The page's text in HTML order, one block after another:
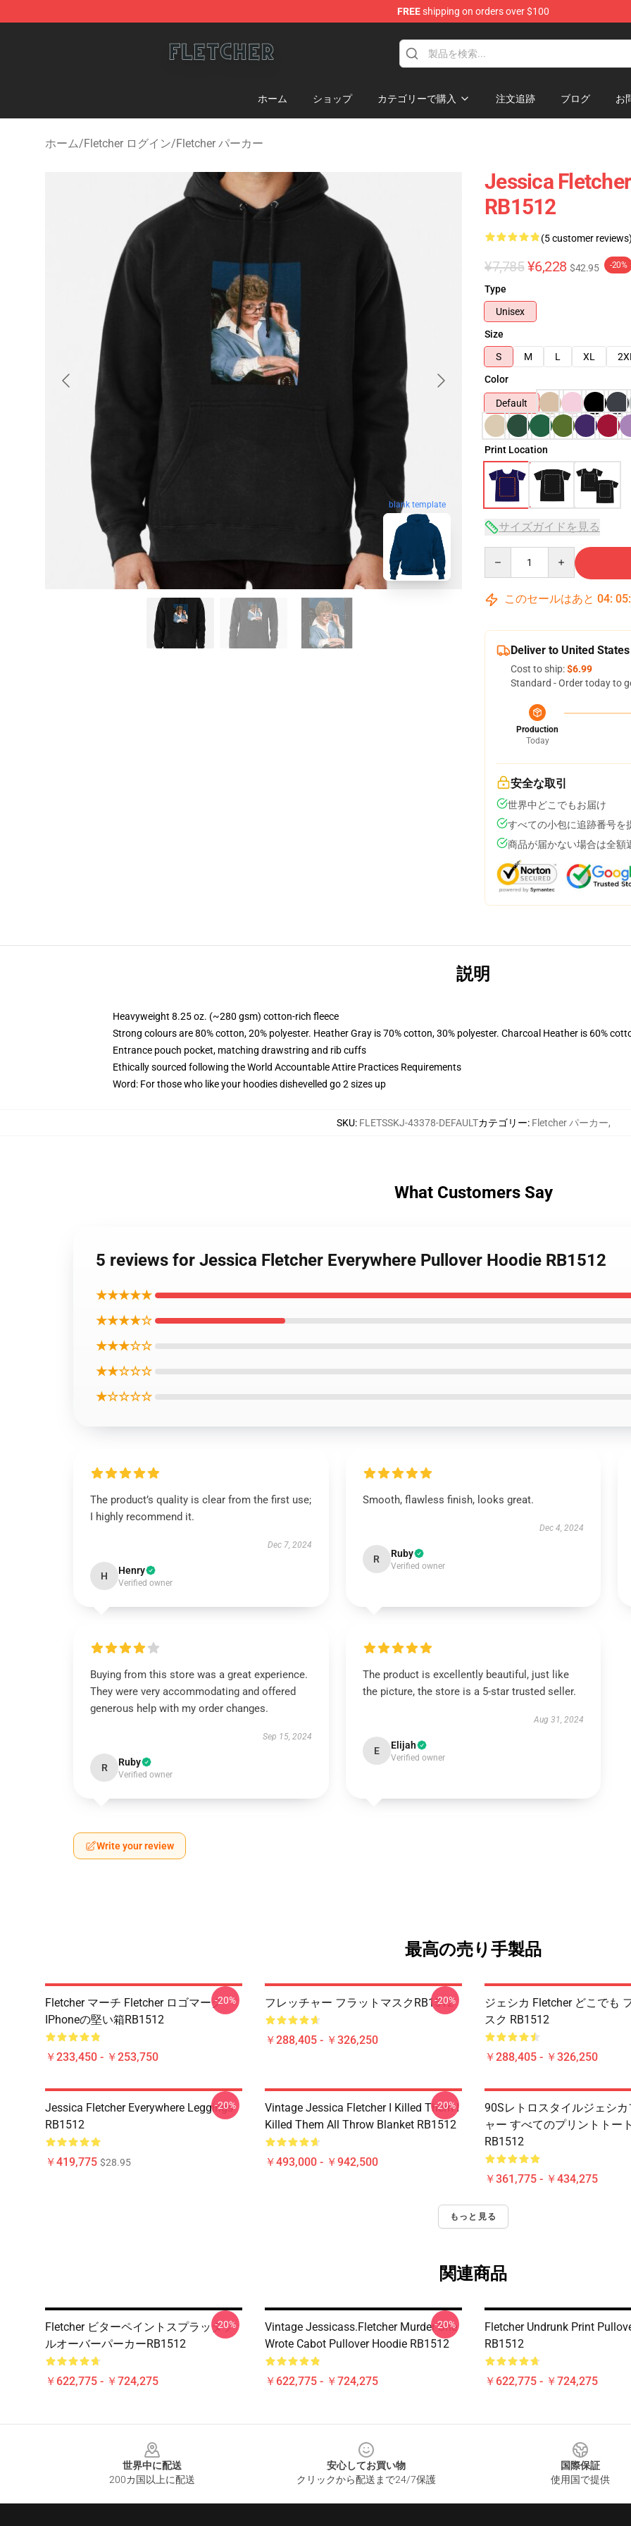
FREEshipping on orders over $100
ホーム ショップ カテゴリーで購入 注文追跡 ブログ お
ホーム/Fletcher ログイン/Fletcher パーカー
blank template
Jessica
RB1512
(5 customer reviews)
¥7,785 ¥6,228 $42.95 -20%
Type
Unisex
Size
S
M L XL 2XL
Color
Default
Print Location
サイズガイドを見る
このセールはあと 04: 05:
Deliver to United States
Cost to ship:$6.99
Standard - Order today to
Production
Today
安全な取引
世界中どこでもお届け
すべての小包に追跡番号を
商品が届かない場合は全額
説明
Heavyweight 8.25 oz. (~280 gsm) cotton-rich fleece
Strong colours are 80% cotton, 20% polyester. Heather Gray is 70% cotton, 30% polyester. Charcoal Heather is 60%
Entrance pouch pocket, matching drawstring and rib cuffs
Ethically sourced following the World Accountable Attire Practices Requirements
Word: For those who like your hoodies dishevelled go 2 sizes up
SKU: FLETSSKJ-43378-DEFAULTカテゴリー: Fletcher パーカー,
What Customers Say
5 reviews for Jessica Fletcher Everywhere Pullover Hoodie RB1512
★★★★★
★★★★☆
★★★☆☆
★★☆☆☆
★☆☆☆☆
The product’s quality is clear from the first use;
I highly recommend it.
Dec 7, 2024
H Henry
Verified owner
Smooth, flawless finish, looks great.
Dec 4, 2024
R Ruby
Verified owner
Buying from this store was a great experience.
They were very accommodating and offered
generous help with my order changes.
Sep 15, 2024
R Ruby
Verified owner
The product is excellently beautiful, just like
the picture, the store is a 5-star trusted seller.
Aug 31, 2024
E Elijah
Verified owner
Write your review
最高の売り手製品
Fletcher マーチ Fletcher ロゴマーク
IPhoneの堅い箱RB1512
￥233,450 - ￥253,750
-20% フレッチャー フラットマスクRB1512
￥288,405 - ￥326,250
-20%
ジェシカ Fletcher どこでも
スク RB1512
￥288,405 - ￥326,250
Jessica Fletcher Everywhere Leggings
RB1512
￥419,775 $28.95
-20%
Vintage Jessica Fletcher I Killed Them I
Killed Them All Throw Blanket RB1512
￥493,000 - ￥942,500
-20%
90Sレトロスタイルジェシ
ャー すべてのプリントトー
RB1512
￥361,775 - ￥434,275
もっと見る
関連商品
Fletcher ビターペイントスプラッタプ
ルオーバーパーカーRB1512
￥622,775 - ￥724,275
-20%
Vintage Jessicass.Fletcher Murder She
Wrote Cabot Pullover Hoodie RB1512
￥622,775 - ￥724,275
-20%
Fletcher Undrunk Print
RB1512
￥622,775 - ￥724,275
世界中に配送
200カ国以上に配送
安心してお買い物
クリックから配送まで24/7保護
国際保証
使用国で提供